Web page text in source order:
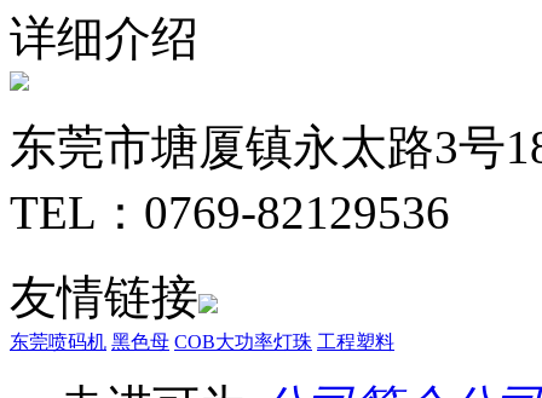
详细介绍
东莞市塘厦镇永太路3号
TEL：0769-82129536
友情链接
东莞喷码机 黑色母 COB大功率灯珠 工程塑料